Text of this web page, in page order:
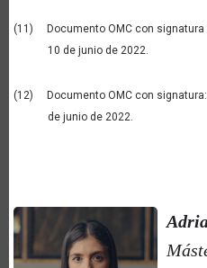
(11) Documento OMC con signatura
10 de junio de 2022.
(12) Documento OMC con
de junio de 2022.